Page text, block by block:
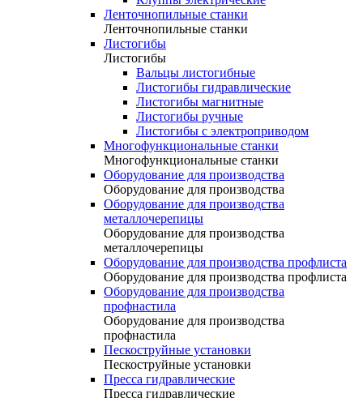
Ленточнопильные станки
Ленточнопильные станки
Листогибы
Листогибы
Вальцы листогибные
Листогибы гидравлические
Листогибы магнитные
Листогибы ручные
Листогибы с электроприводом
Многофункциональные станки
Многофункциональные станки
Оборудование для производства
Оборудование для производства
Оборудование для производства
металлочерепицы
Оборудование для производства
металлочерепицы
Оборудование для производства профлиста
Оборудование для производства профлиста
Оборудование для производства
профнастила
Оборудование для производства
профнастила
Пескоструйные установки
Пескоструйные установки
Пресса гидравлические
Пресса гидравлические